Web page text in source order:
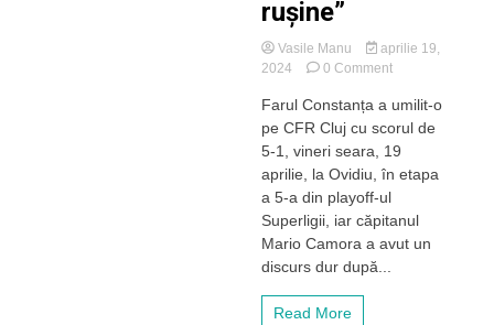
rușine”
Vasile Manu
aprilie 19,
2024
0 Commenton
fără
perdea
a
Camora
după
umilința
de
Farul Constanța a umilit-o
pe CFR Cluj cu scorul de
5-1, vineri seara, 19
aprilie, la Ovidiu, în etapa
a 5-a din playoff-ul
Superligii, iar căpitanul
Mario Camora a avut un
discurs dur după...
Read More